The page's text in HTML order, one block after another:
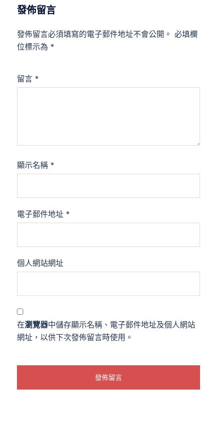
發佈留言
發佈留言必須填寫的電子郵件地址不會公開。 必填欄
位標示為 *
留言 *
顯示名稱 *
電子郵件地址 *
個人網站網址
在瀏覽器中儲存顯示名稱、電子郵件地址及個人網站
網址，以供下次發佈留言時使用。